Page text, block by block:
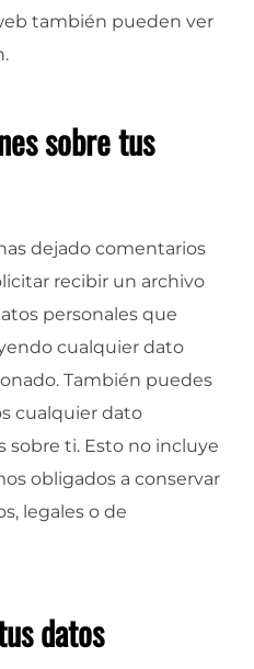
también pueden ver
sobre tus
dejado comentarios
recibir un archivo
personales que
cualquier dato
También puedes
cualquier dato
sobre ti. Esto no incluye
obligados a conservar
legales o de
datos